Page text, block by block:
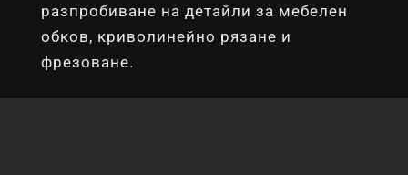
разпробиване на детайли за мебелен
обков, криволинейно рязане и
фрезоване.